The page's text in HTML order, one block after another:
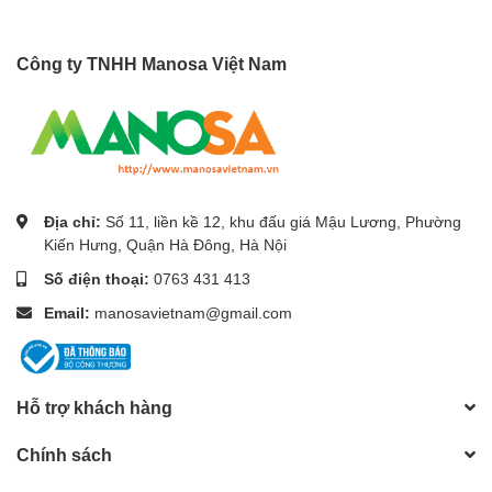
Công ty TNHH Manosa Việt Nam
Địa chỉ: Số 11, liền kề 12, khu đấu giá Mậu Lương, Phường
Kiến Hưng, Quận Hà Đông, Hà Nội
Số điện thoại: 0763 431 413
Email: manosavietnam@gmail.com
Hỗ trợ khách hàng
Chính sách